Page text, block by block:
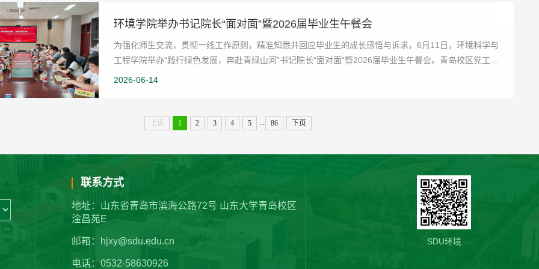
环境学院举办书记院长“面对面”暨2026届毕业生午餐会
为强化师生交流，贯彻一线工作原则，精准知悉并回应毕业生的成长感悟与诉求，6月11日，环境科学与
工程学院举办“践行绿色发展，奔赴青绿山河”书记院长“面对面”暨2026届毕业生午餐会。青岛校区党工委
副书记、环...
2026-06-14
上页 1 2 3 4 5 86 下页
联系方式
地址：山东省青岛市滨海公路72号 山东大学青岛校区
淦昌苑E
邮箱：hjxy@sdu.edu.cn
电话：0532-58630926
SDU环境